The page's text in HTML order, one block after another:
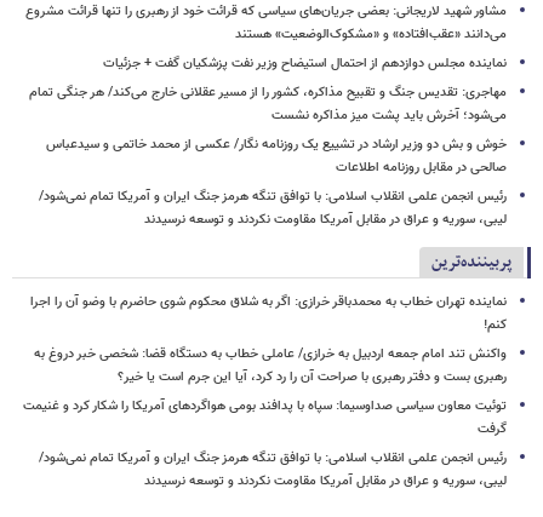
مشاور شهید لاریجانی: بعضی جریان‌های سیاسی که قرائت خود از رهبری را تنها قرائت مشروع
می‌دانند «عقب‌افتاده» و «مشکوک‌الوضعیت» هستند
نماینده مجلس دوازدهم از احتمال استیضاح وزیر نفت پزشکیان گفت + جزئیات
مهاجری: تقدیس جنگ و تقبیح مذاکره، کشور را از مسیر عقلانی خارج می‌کند/ هر جنگی تمام
می‌شود؛ آخرش باید پشت میز مذاکره نشست
خوش و بش دو وزیر ارشاد در تشییع یک روزنامه نگار/ عکسی از محمد خاتمی و سیدعباس
صالحی در مقابل روزنامه اطلاعات
رئیس انجمن علمی انقلاب اسلامی: با توافق تنگه هرمز جنگ ایران و آمریکا تمام نمی‌شود/
لیبی، سوریه و عراق در مقابل آمریکا مقاومت نکردند و توسعه نرسیدند
پربیننده‌ترین
نماینده تهران خطاب به محمدباقر خرازی: اگر به شلاق محکوم شوی حاضرم با وضو آن را اجرا
کنم!
واکنش تند امام جمعه اردبیل به خرازی/ عاملی خطاب به دستگاه قضا: شخصی خبر دروغ به
رهبری بست و دفتر رهبری با صراحت آن را رد کرد، آیا این جرم است یا خیر؟
توئیت معاون سیاسی صداوسیما: سپاه با پدافند بومی هواگردهای آمریکا را شکار کرد و غنیمت
گرفت
رئیس انجمن علمی انقلاب اسلامی: با توافق تنگه هرمز جنگ ایران و آمریکا تمام نمی‌شود/
لیبی، سوریه و عراق در مقابل آمریکا مقاومت نکردند و توسعه نرسیدند